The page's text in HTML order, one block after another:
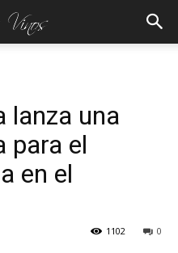
lanza una
para el
en el
0
1102